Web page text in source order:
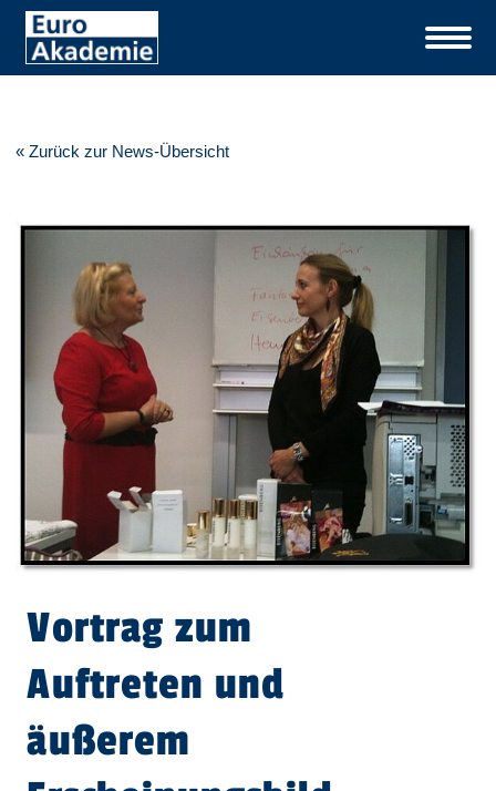
« Zurück zur News-Übersicht
Vortrag zum
Auftreten und
äußerem